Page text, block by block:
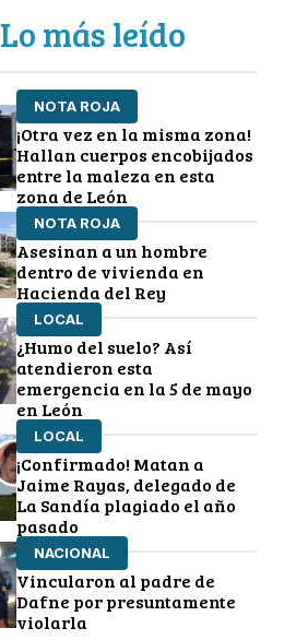
Lo más leído
NOTA ROJA
¡Otra vez en la misma zona!
Hallan cuerpos encobijados
entre la maleza en esta
zona de León
NOTA ROJA
Asesinan a un hombre
dentro de vivienda en
Hacienda del Rey
LOCAL
¿Humo del suelo? Así
atendieron esta
emergencia en la 5 de mayo
en León
LOCAL
¡Confirmado! Matan a
Jaime Rayas, delegado de
La Sandía plagiado el año
pasado
NACIONAL
Vincularon al padre de
Dafne por presuntamente
violarla